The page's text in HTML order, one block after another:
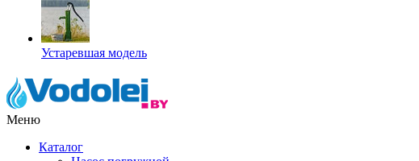
Устаревшая модель
Меню
Каталог